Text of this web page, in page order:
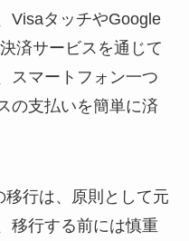
VisaタッチやGoogle
済サービスを通じて
スマートフォン一つ
の支払いを簡単に済
行は、原則として元
移行する前には慎重